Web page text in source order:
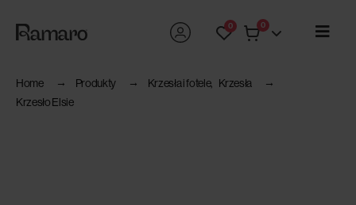
0 0
Home Produkty Krzesła i fotele,
Krzesła
Krzesło Elsie